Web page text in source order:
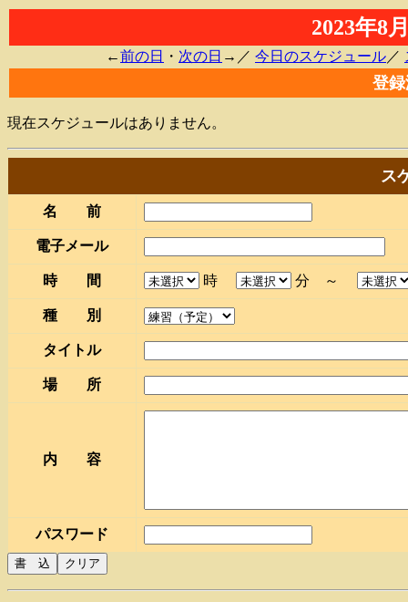
2023年8
←前の日 ・ 次の日 →／ 今日のスケジュール ／
登
現在スケジュールはありません。
ス
名 前
電子メール
時 間 時 分 ～
種 別
タイトル
場 所
内 容
パスワード